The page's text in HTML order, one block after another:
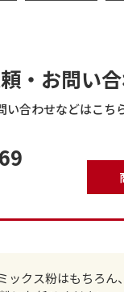
・お問い
合わせなどはこち
ックス粉はもちろ